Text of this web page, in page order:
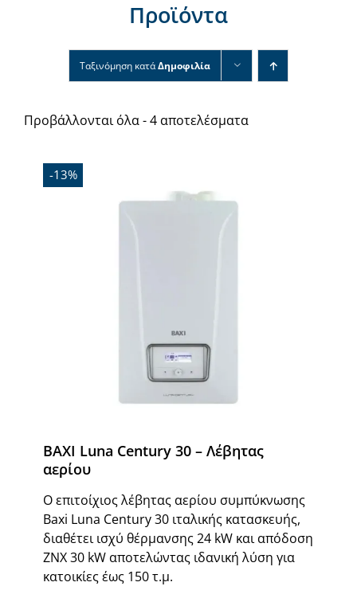
Επικοινωνία
Προϊόντα
Ταξινόμηση κατάΔημοφιλία
Προβάλλονται όλα - 4 αποτελέσματα
-13%
BAXI Luna Century 30 – Λέβητας
αερίου
Ο επιτοίχιος λέβητας αερίου συμπύκνωσης
Baxi Luna Century 30 ιταλικής κατασκευής,
διαθέτει ισχύ θέρμανσης 24 kW και απόδοση
ΖΝΧ 30 kW αποτελώντας ιδανική λύση για
κατοικίες έως 150 τ.μ.